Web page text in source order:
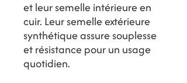
et leur semelle intérieure en
cuir. Leur semelle extérieure
synthétique assure souplesse
et résistance pour un usage
quotidien.